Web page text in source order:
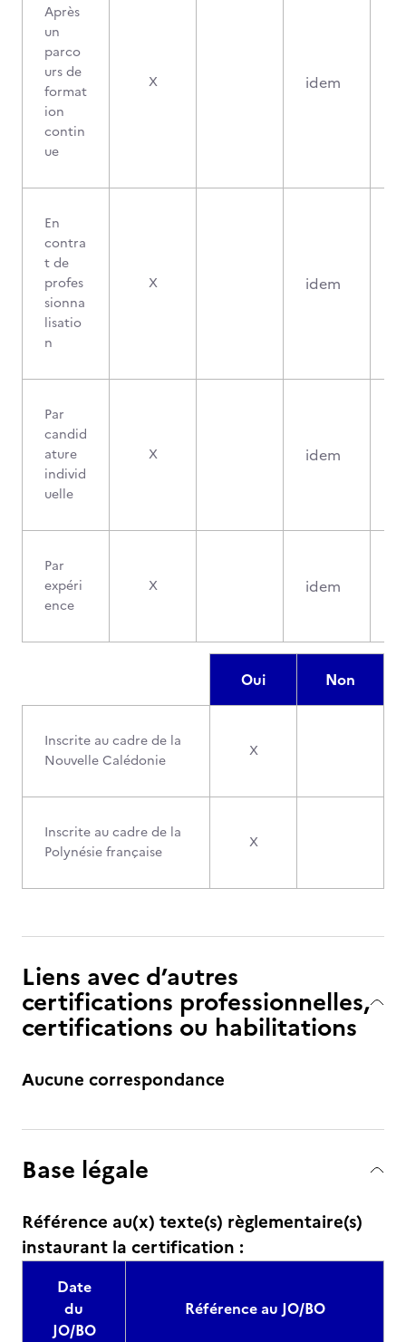
Après
un
parco
urs de
format
ion
contin
ue
X idem
En
contra
t de
profes
sionna
lisatio
n
X idem
Par
candid
ature
individ
uelle
X idem
Par
expéri
ence
X idem
Oui Non
Inscrite au cadre de la
Nouvelle Calédonie
X
Inscrite au cadre de la
Polynésie française
X
Liens avec d’autres
certifications professionnelles,
certifications ou habilitations
Aucune correspondance
Base légale
Référence au(x) texte(s) règlementaire(s)
instaurant la certification :
Date
du
JO/BO
Référence au JO/BO